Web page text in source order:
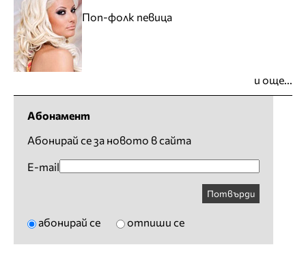
Поп-фолк певица
и още...
Абонамент
Абонирай се за новото в сайта
E-mail
Потвърди
абонирай се отпиши се